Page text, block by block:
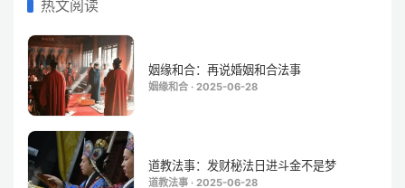
热文阅读
姻缘和合：再说婚姻和合法事
姻缘和合 · 2025-06-28
道教法事：发财秘法日进斗金不是梦
道教法事 · 2025-06-28